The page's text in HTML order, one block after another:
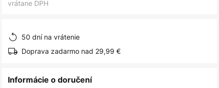
vrátane DPH
50 dní na vrátenie
Doprava zadarmo nad 29,99 €
Informácie o doručení